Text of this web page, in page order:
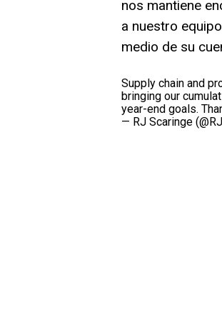
nos mantiene
a nuestro
medio de su
Supply chain and
bringing our
year-end goals.
— RJ Scaringe